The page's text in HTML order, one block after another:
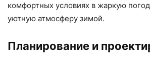
комфортных условиях в жаркую
уютную атмосферу зимой.
Планирование и